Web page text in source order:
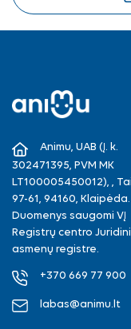
Animu, UAB (Į. k.
302471395, PVM MK
LT100005450012), ,
97-61, 94160, Klaipėda.
Duomenys saugomi VĮ
Registrų centro
asmenų registre.
+370 669 77 900
labas@animu.lt